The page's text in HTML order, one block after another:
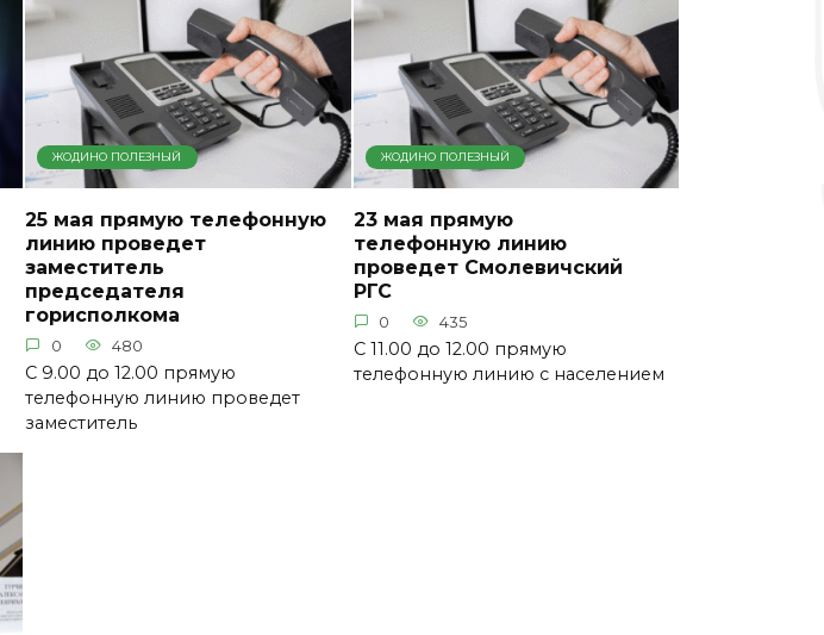
ЖОДИНО ПОЛЕЗНЫЙ
25 мая прямую телефонную
линию проведет
заместитель
председателя
горисполкома
0 480
С 9.00 до 12.00 прямую
телефонную линию проведет
заместитель
ЖОДИНО ПОЛЕЗНЫЙ
23 мая прямую
телефонную линию
проведет Смолевичский
РГС
0 435
С 11.00 до 12.00 прямую
телефонную линию с населением